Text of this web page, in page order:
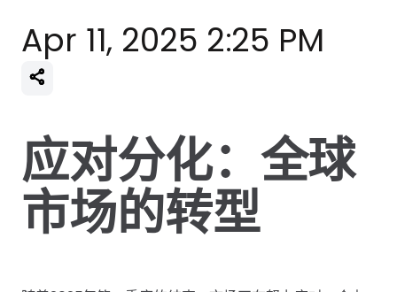
Apr 11, 2025 2:25 PM
应对分化：全球
市场的转型